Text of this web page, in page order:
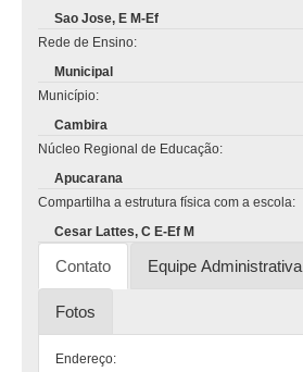
Sao Jose, E M-Ef
Rede de Ensino:
Municipal
Município:
Cambira
Núcleo Regional de Educação:
Apucarana
Compartilha a estrutura física com a escola:
Cesar Lattes, C E-Ef M
Contato Equipe Administrativa
Fotos
Endereço: